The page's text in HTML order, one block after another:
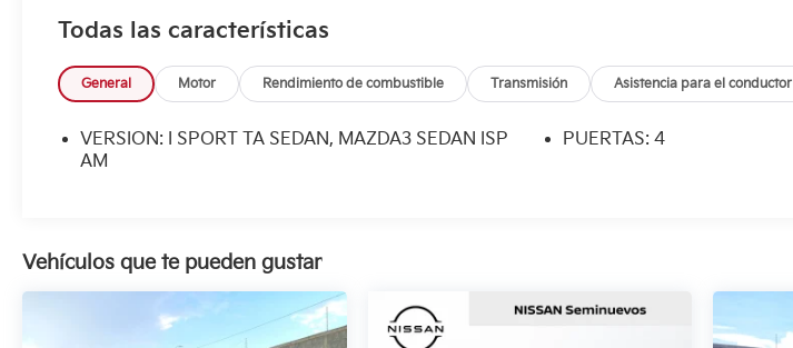
Todas las características
General Motor Rendimiento de combustible Transmisión Asistencia para el conductor
VERSION: I SPORT TA SEDAN, MAZDA3 SEDAN ISP
AM
PUERTAS: 4
Vehículos que te pueden gustar